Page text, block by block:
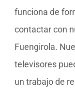
funciona de
contactar con
Fuengirola.
televisores
un trabajo de